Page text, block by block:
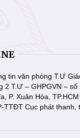
tin văn phòng T.Ư
2 T.Ư – GHPGVN – số
P. Xuân Hòa, TP.HCM
TTĐT Cục phát thanh,